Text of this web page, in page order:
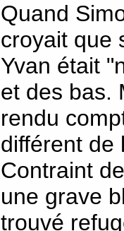
Quand
croyait que
Yvan était
et des bas.
rendu
différent de
Contraint
une grave
trouvé